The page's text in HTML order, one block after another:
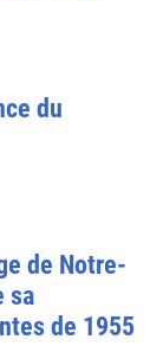
du
de Notre-
sa
de 1955